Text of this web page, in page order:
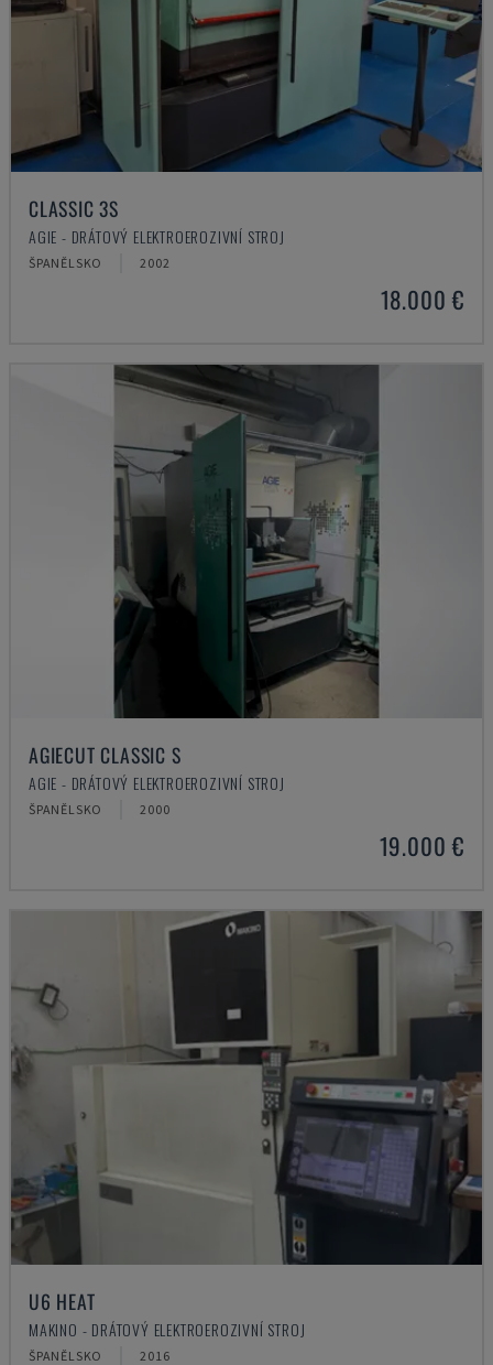
CLASSIC 3S
AGIE - DRÁTOVÝ ELEKTROEROZIVNÍ STROJ
ŠPANĚLSKO 2002
18.000 €
AGIECUT CLASSIC S
AGIE - DRÁTOVÝ ELEKTROEROZIVNÍ STROJ
ŠPANĚLSKO 2000
19.000 €
U6 HEAT
MAKINO - DRÁTOVÝ ELEKTROEROZIVNÍ STROJ
ŠPANĚLSKO 2016